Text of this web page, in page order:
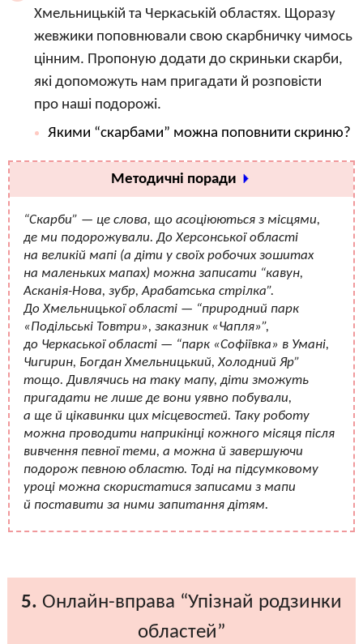
Хмельницькій та Черкаській областях. Щоразу
жевжики поповнювали свою скарбничку чимось
цінним. Пропоную додати до скриньки скарби,
які допоможуть нам пригадати й розповісти
про наші подорожі.
Якими “скарбами” можна поповнити скриню?
Методичні поради
“Скарби” — це слова, що асоціюються з місцями,
де ми подорожували. До Херсонської області
на великій мапі (а діти у своїх робочих зошитах
на маленьких мапах) можна записати “кавун,
Асканія-Нова, зубр, Арабатська стрілка”.
До Хмельницької області — “природний парк
«Подільські Товтри», заказник «Чапля»”,
до Черкаської області — “парк «Софіївка» в Умані,
Чигирин, Богдан Хмельницький, Холодний Яр”
тощо. Дивлячись на таку мапу, діти зможуть
пригадати не лише де вони уявно побували,
а ще й цікавинки цих місцевостей. Таку роботу
можна проводити наприкінці кожного місяця після
вивчення певної теми, а можна й завершуючи
подорож певною областю. Тоді на підсумковому
уроці можна скористатися записами з мапи
й поставити за ними запитання дітям.
5. Онлайн-вправа “Упізнай родзинки
областей”